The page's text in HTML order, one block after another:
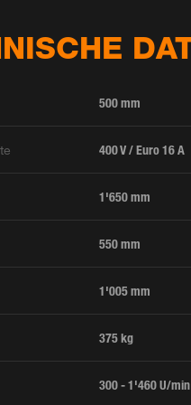
500 mm
400 V / Euro 16 A
1'650 mm
550 mm
1'005 mm
375 kg
300 - 1'460 U/min